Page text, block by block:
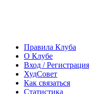
Правила Клуба
О Клубе
Вход / Регистрация
ХудСовет
Как связаться
Статистика